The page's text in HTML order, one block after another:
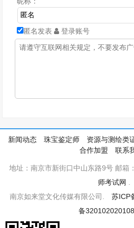
匿名发表 登录账号
新闻动态 珠宝鉴定师 资源与测绘类
合作加盟
联系
地址：南京市新街口中山东路9号 邮箱
师考试网 .
南京如来堂文化传媒有限公司. 苏ICP
备